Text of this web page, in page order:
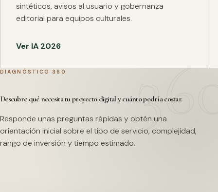
sintéticos, avisos al usuario y gobernanza
editorial para equipos culturales.
Ver IA 2026
DIAGNÓSTICO 360
Descubre qué necesita tu proyecto digital y cuánto podría costar.
Responde unas preguntas rápidas y obtén una
orientación inicial sobre el tipo de servicio, complejidad,
rango de inversión y tiempo estimado.